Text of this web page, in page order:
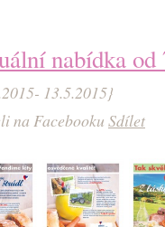
nabídka od
13.5.2015}
na Facebooku Sdílet